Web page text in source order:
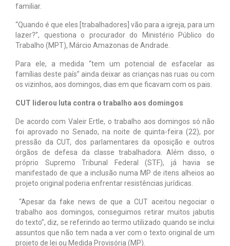
familiar.
“Quando é que eles [trabalhadores] vão para a igreja, para um
lazer?”, questiona o procurador do Ministério Público do
Trabalho (MPT), Márcio Amazonas de Andrade.
Para ele, a medida “tem um potencial de esfacelar as
famílias deste país” ainda deixar as crianças nas ruas ou com
os vizinhos, aos domingos, dias em que ficavam com os pais.
CUT liderou luta contra o trabalho aos domingos
De acordo com Valeir Ertle, o trabalho aos domingos só não
foi aprovado no Senado, na noite de quinta-feira (22), por
pressão da CUT, dos parlamentares da oposição e outros
órgãos de defesa da classe trabalhadora. Além disso, o
próprio Supremo Tribunal Federal (STF), já havia se
manifestado de que a inclusão numa MP de itens alheios ao
projeto original poderia enfrentar resistências jurídicas.
“Apesar da fake news de que a CUT aceitou negociar o
trabalho aos domingos, conseguimos retirar muitos jabutis
do texto”, diz, se referindo ao termo utilizado quando se inclui
assuntos que não tem nada a ver com o texto original de um
projeto de lei ou Medida Provisória (MP).